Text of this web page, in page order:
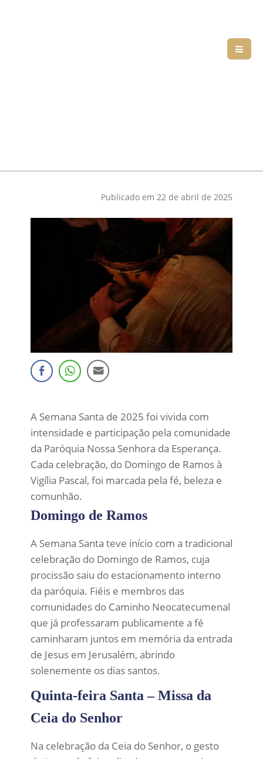
Publicado em 22 de abril de 2025
A Semana Santa de 2025 foi vivida com
intensidade e participação pela comunidade
da Paróquia Nossa Senhora da Esperança.
Cada celebração, do Domingo de Ramos à
Vigília Pascal, foi marcada pela fé, beleza e
comunhão.
Domingo de Ramos
A Semana Santa teve início com a tradicional
celebração do Domingo de Ramos, cuja
procissão saiu do estacionamento interno
da paróquia. Fiéis e membros das
comunidades do Caminho Neocatecumenal
que já professaram publicamente a fé
caminharam juntos em memória da entrada
de Jesus em Jerusalém, abrindo
solenemente os dias santos.
Quinta-feira Santa – Missa da
Ceia do Senhor
Na celebração da Ceia do Senhor, o gesto